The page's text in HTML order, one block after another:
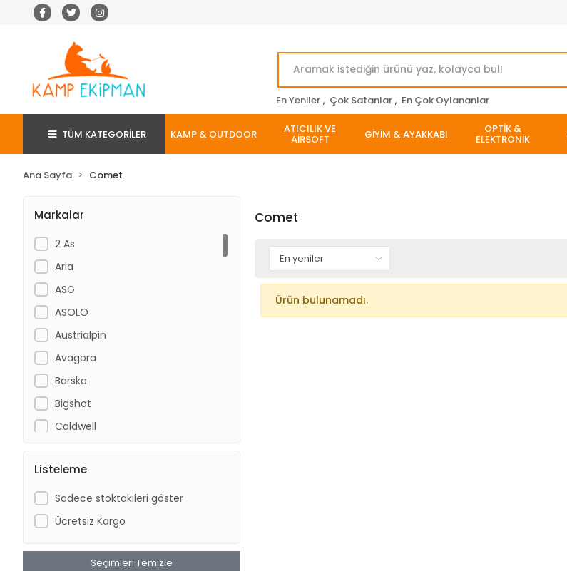
En Yeniler , Çok Satanlar , En Çok Oylananlar
TÜM KATEGORİLER KAMP & OUTDOOR ATICILIK VE
AİRSOFT GİYİM & AYAKKABI OPTİK &
ELEKTRONİK
Ana Sayfa Comet
Markalar
2 As
Aria
ASG
ASOLO
Austrialpin
Avagora
Barska
Bigshot
Caldwell
CRKT
CYBERGUN
DFT
Discovery
Listeleme
Sadece stoktakileri göster
Ücretsiz Kargo
Seçimleri Temizle
Comet
Ürün bulunamadı.